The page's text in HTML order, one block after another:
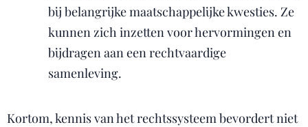
bij belangrijke maatschappelijke kwesties. Ze
kunnen zich inzetten voor hervormingen en
bijdragen aan een rechtvaardige
samenleving.
Kortom, kennis van het rechtssysteem bevordert niet